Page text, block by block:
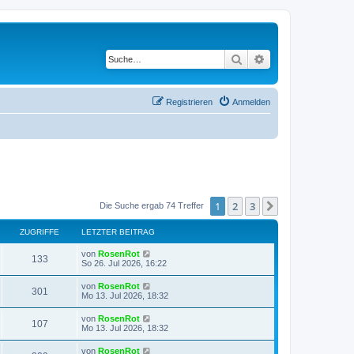
Suche
Anmelden
Registrieren
Die Suche ergab 74 Treffer 1 2 3
ZUGRIFFE LETZTER BEITRAG
133Z
u
r
i
L
e
t
e
r
B
e
i
t
von RosenRot
So 26. Jul 2026, 16:22
301
u
L
e
t
e
r
B
von RosenRot
Mo 13. Jul 2026, 18:32
107Z
u
L
e
von RosenRot
Mo 13. Jul 2026, 18:32
L
von RosenRot